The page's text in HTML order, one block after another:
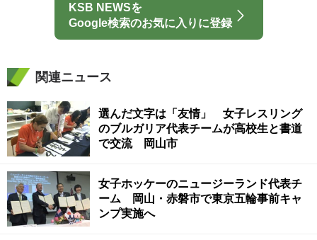
KSB NEWSを
Google検索のお気に入りに登録
関連ニュース
選んだ文字は「友情」 女子レスリング
のブルガリア代表チームが高校生と書道
で交流 岡山市
女子ホッケーのニュージーランド代表チ
ーム 岡山・赤磐市で東京五輪事前キャ
ンプ実施へ